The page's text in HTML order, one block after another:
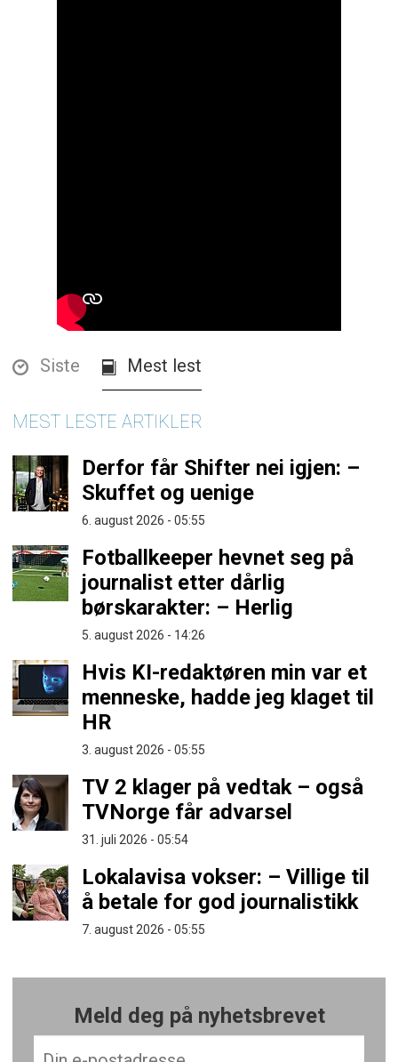
Siste Mest lest
MEST LESTE ARTIKLER
Derfor får Shifter nei igjen: –
Skuffet og uenige
6. august 2026 - 05:55
Fotballkeeper hevnet seg på
journalist etter dårlig
børskarakter: – Herlig
5. august 2026 - 14:26
Hvis KI-redaktøren min var et
menneske, hadde jeg klaget til
HR
3. august 2026 - 05:55
TV 2 klager på vedtak – også
TVNorge får advarsel
31. juli 2026 - 05:54
Lokalavisa vokser: – Villige til
å betale for god journalistikk
7. august 2026 - 05:55
Meld deg på nyhetsbrevet